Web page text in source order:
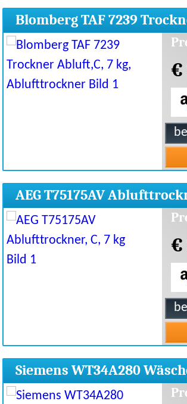
Blomberg TAF 7239
Abluft
€
AEG T75175AV
€
Siemens WT34A280